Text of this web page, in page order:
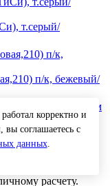
т.серый/
п/к, бежевый/
Костюм
3900₽
цена
составляла
2500₽
цена:
продажа
расчету.
корректно и
вы соглашаетесь с
данных.